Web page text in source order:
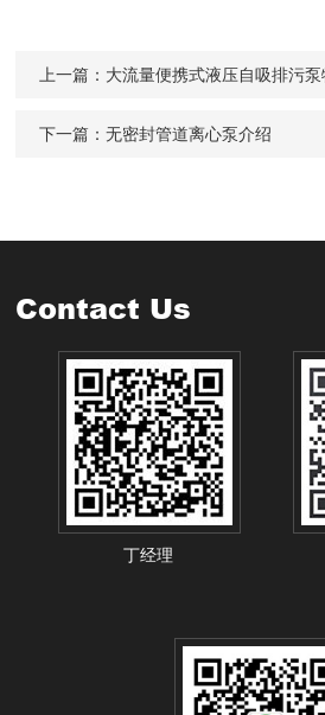
上一篇： 大流量便携式液压自吸排污
下一篇：无密封管道离心泵介绍
Contact Us
丁经理